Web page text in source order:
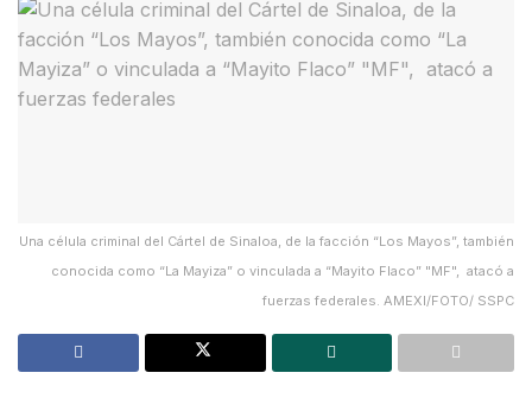
Una célula criminal del Cártel de Sinaloa, de la facción “Los Mayos”, también
conocida como “La Mayiza” o vinculada a “Mayito Flaco” "MF", atacó a
fuerzas federales. AMEXI/FOTO/ SSPC